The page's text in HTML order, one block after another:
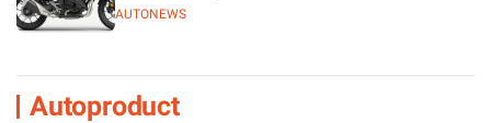
AUTONEWS
Autoproduct